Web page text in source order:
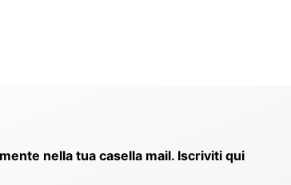
nella tua casella mail. Iscriviti qui